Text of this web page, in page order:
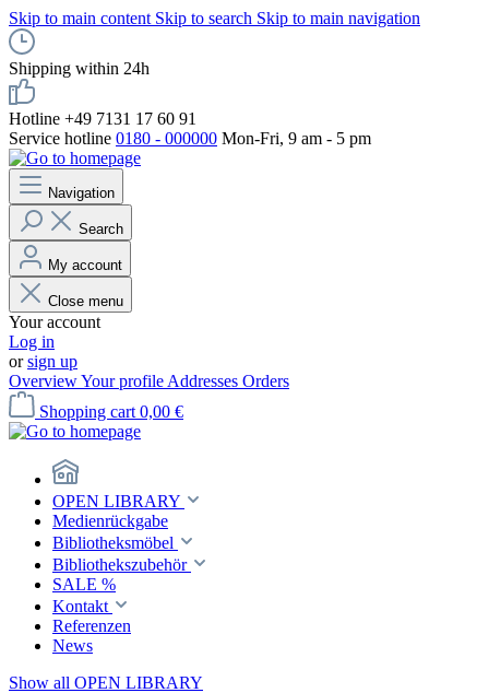
Skip to main content Skip to search Skip to main navigation
Shipping within 24h
Hotline +49 7131 17 60 91
Service hotline 0180 - 000000 Mon-Fri, 9 am - 5 pm
Navigation
Search
My account
Close menu
Your account
Log in
orsign up
OverviewYour profile Addresses Orders
Shopping cart 0,00 €
OPEN LIBRARY
Medienrückgabe
Bibliotheksmöbel
Bibliothekszubehör
SALE %
Kontakt
Referenzen
News
Show all OPEN LIBRARY